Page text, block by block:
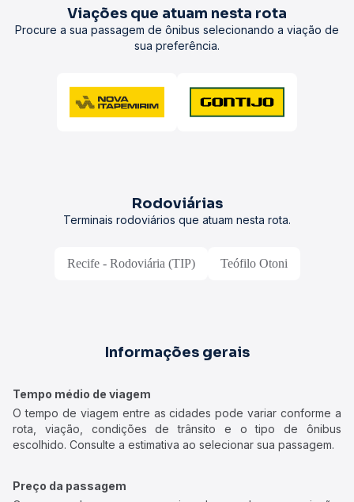
Viações que atuam nesta rota
Procure a sua passagem de ônibus selecionando a viação de
sua preferência.
Rodoviárias
Terminais rodoviários que atuam nesta rota.
Recife - Rodoviária (TIP) Teófilo Otoni
Informações gerais
Tempo médio de viagem
O tempo de viagem entre as cidades pode variar conforme a
rota, viação, condições de trânsito e o tipo de ônibus
escolhido. Consulte a estimativa ao selecionar sua passagem.
Preço da passagem